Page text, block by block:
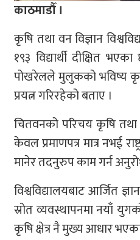
काठमाडौँ ।
कृषि तथा वन विज्ञान
१९३ विद्यार्थी दीक्षित
पोखरेलले मुलुकको भविष्य
प्रयत्न गरिरहेको बताए ।
चितवनको परिचय कृषि तथा
केवल प्रमाणपत्र मात्र नभई
मानेर तदनुरुप काम गर्न
विश्वविद्यालयबाट आर्जित
स्रोत व्यवस्थापनमा नयाँ
कृषि क्षेत्र नै मुख्य आधार